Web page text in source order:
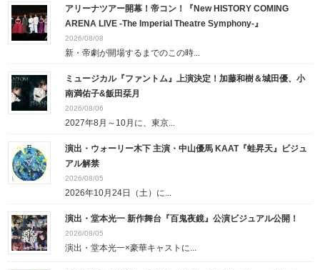
アリーナツアー開幕！帝コン！『New HISTORY COMING
ARENA LIVE -The Imperial Theatre Symphony-』
2026/08/08
新・帝劇が開場するまでのこの時...
ミュージカル『ファントム』上演決定！加藤和樹＆城田優、小
南満佑子&飯田栞月
2026/08/06
2027年8月～10月に、東京...
演出・ウォーリー木下 主演・中山優馬 KAAT『蛙昇天』ビジュ
アル解禁
2026/08/05
2026年10月24日（土）に...
演出・堂本光一 新作舞台『百鬼夜鏡』公演ビジュアル公開！
2026/08/05
演出・堂本光一×豪華キャストに...